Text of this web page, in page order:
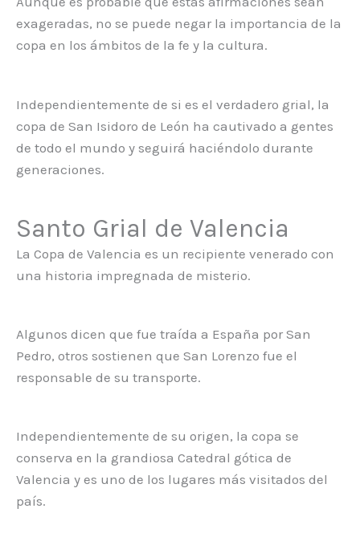
exageradas, no se puede negar la importancia de la
copa en los ámbitos de la fe y la cultura.
Independientemente de si es el verdadero grial, la
copa de San Isidoro de León ha cautivado a gentes
de todo el mundo y seguirá haciéndolo durante
generaciones.
Santo Grial de Valencia
La Copa de Valencia es un recipiente venerado con
una historia impregnada de misterio.
Algunos dicen que fue traída a España por San
Pedro, otros sostienen que San Lorenzo fue el
responsable de su transporte.
Independientemente de su origen, la copa se
conserva en la grandiosa Catedral gótica de
Valencia y es uno de los lugares más visitados del
país.